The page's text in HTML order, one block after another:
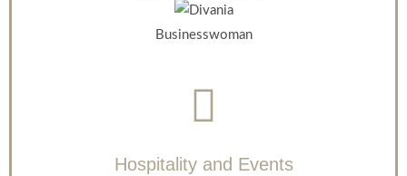
Businesswoman
Hospitality and Events